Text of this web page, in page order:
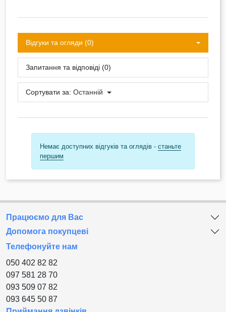
Відгуки та огляди (0)
Запитання та відповіді (0)
Сортувати за: Останній
Немає доступних відгуків та оглядів - станьте
першим
Працюємо для Вас
Допомога покупцеві
Телефонуйте нам
050 402 82 82
097 581 28 70
093 509 07 82
093 645 50 87